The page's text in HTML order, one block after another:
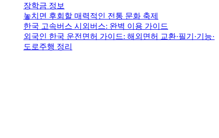
장학금 정보
놓치면 후회할 매력적인 전통 문화 축제
한국 고속버스 시외버스: 완벽 이용 가이드
외국인 한국 운전면허 가이드: 해외면허 교환·필기·기능·
도로주행 정리